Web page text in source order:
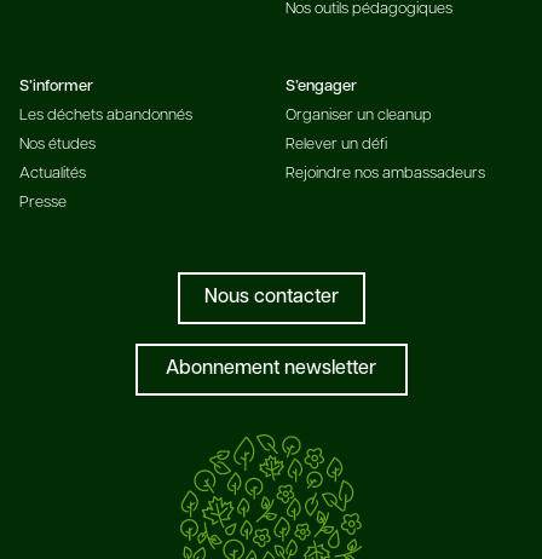
Nos outils pédagogiques
S’informer
Les déchets abandonnés
Nos études
Actualités
Presse
S’engager
Organiser un cleanup
Relever un défi
Rejoindre nos ambassadeurs
Nous contacter
Abonnement newsletter